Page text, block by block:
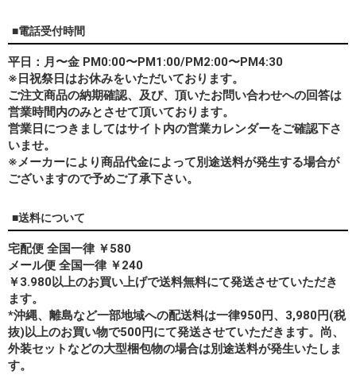
■電話受付時間
平日：月〜金 PM0:00〜PM1:00/PM2:00〜PM4:30
※日祝祭日はお休みをいただいております。
ご注文商品の納期確認、及び、頂いたお問い合わせへの回答は
営業時間内のみとさせて頂いております。
営業日につきましてはサイト内の営業カレンダーをご確認下さ
いませ。
※メーカーにより商品代金によって別途送料が発生する場合が
ございますので予めご了承下さい。
■送料について
宅配便 全国一律 ￥580
メール便 全国一律 ￥240
￥3.980以上のお買い上げで送料無料にて発送させていただき
ます。
*沖縄、離島など一部地域への配送料は一律950円、3,980円(税
抜)以上のお買い物で500円にて発送させていただきます。尚、
外装セットなどの大型梱包物の場合は別途送料が発生いたしま
す。